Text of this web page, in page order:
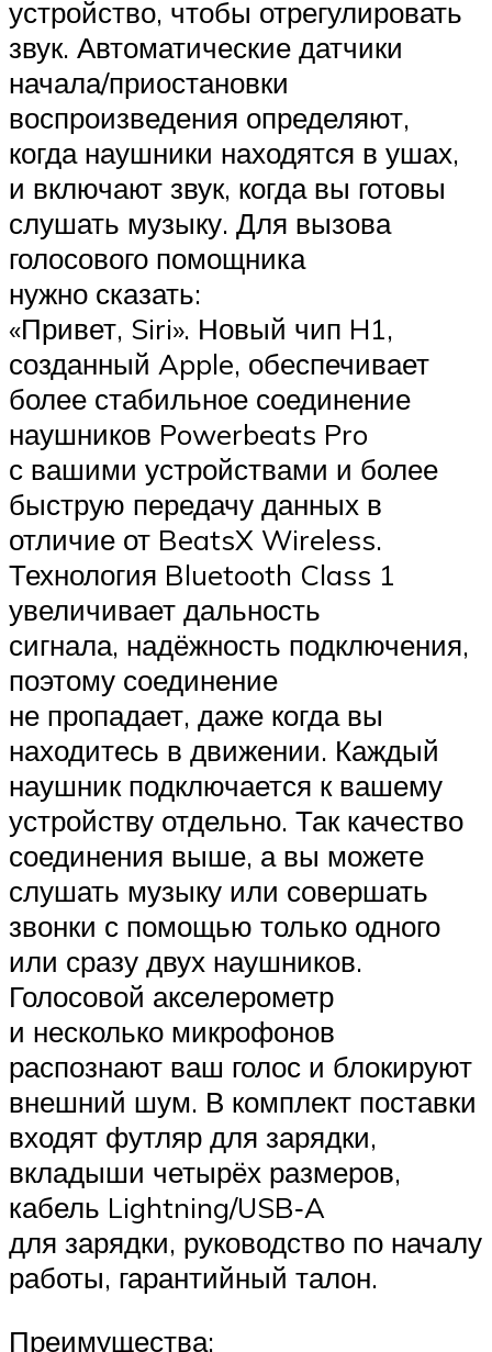
устройство, чтобы отрегулировать
звук. Автоматические датчики
начала/приостановки
воспроизведения определяют,
когда наушники находятся в ушах,
и включают звук, когда вы готовы
слушать музыку. Для вызова
голосового помощника
нужно сказать:
«Привет, Siri». Новый чип H1,
созданный Apple, обеспечивает
более стабильное соединение
наушников Powerbeats Pro
с вашими устройствами и более
быструю передачу данных в
отличие от BeatsX Wireless.
Технология Bluetooth Class 1
увеличивает дальность
сигнала, надёжность подключения,
поэтому соединение
не пропадает, даже когда вы
находитесь в движении. Каждый
наушник подключается к вашему
устройству отдельно. Так качество
соединения выше, а вы можете
слушать музыку или совершать
звонки с помощью только одного
или сразу двух наушников.
Голосовой акселерометр
и несколько микрофонов
распознают ваш голос и блокируют
внешний шум. В комплект поставки
входят футляр для зарядки,
вкладыши четырёх размеров,
кабель Lightning/USB‑A
для зарядки, руководство по началу
работы, гарантийный талон.
Преимущества: